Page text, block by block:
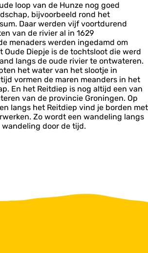
loop van de Hunze nog goed
bijvoorbeeld rond het
Daar werden vijf voortdurend
van de rivier al in 1629
menaders werden ingedamd om
Oude Diepje is de tochtsloot die werd
langs de oude rivier te ontwateren.
het water van het slootje in
vormen de maren meanders in het
En het Reitdiep is nog altijd een van
van de provincie Groningen. Op
langs het Reitdiep vind je borden met
Zo wordt een wandeling langs
wandeling door de tijd.